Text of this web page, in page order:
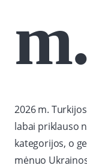
2026 m.
labai priklauso
kategorijos, o
mėnuo